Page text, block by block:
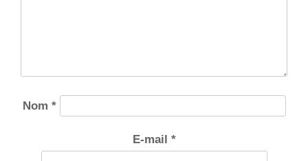
Nom *
E-mail *